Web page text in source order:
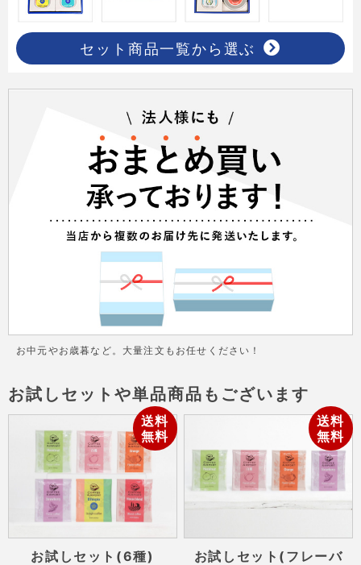
セット商品一覧から選ぶ
お中元やお歳暮など。大量注文もお任せください！
お試しセットや単品商品もございます
送料
無料
お試しセット(6種)
送料
無料
お試しセット(フレーバ